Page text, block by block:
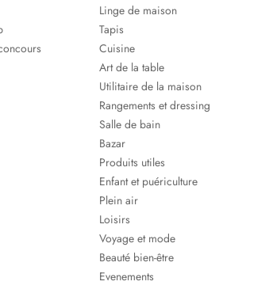
Linge de maison
Tapis
Cuisine
Art de la table
Utilitaire de la maison
Rangements et dressing
Salle de bain
Bazar
Produits utiles
Enfant et puériculture
Plein air
Loisirs
Voyage et mode
Beauté bien-être
Evenements